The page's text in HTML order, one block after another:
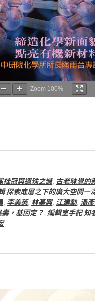
Zoom 100%
桂冠與遺珠之憾, 古老味覺的
探索底層之下的廣大空間—
, 李美英, 林基興, 江建勳, 潘
，基因定？, 編輯室手記 知